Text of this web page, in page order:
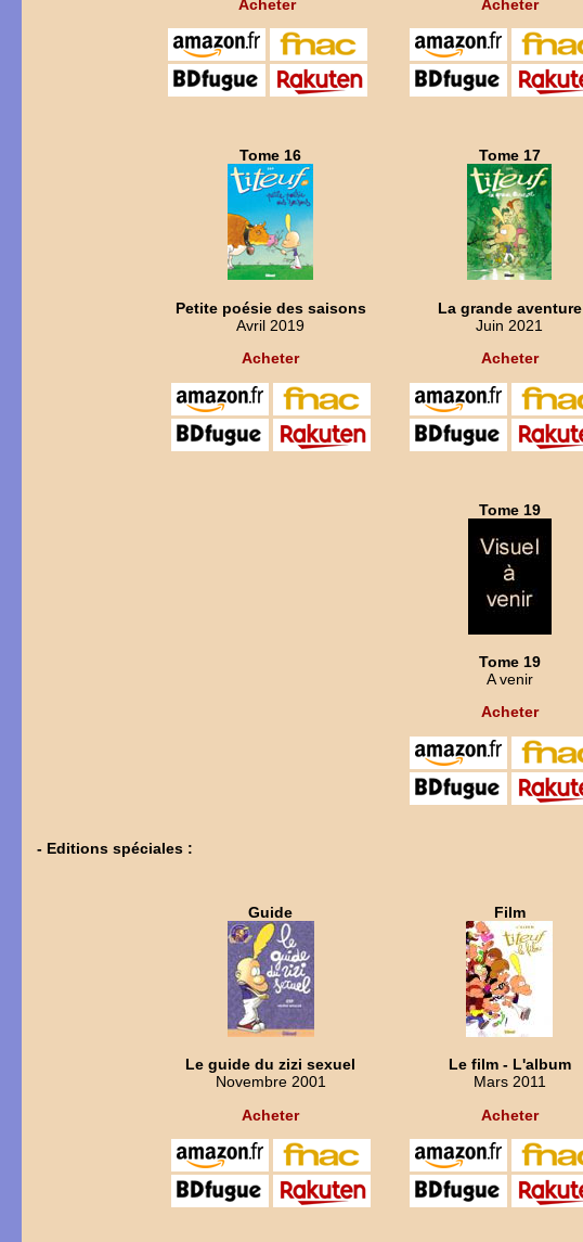
Acheter
Acheter
Tome 16
Petite poésie des saisons
Avril 2019
Acheter
Tome 17
La grande aventure
Juin 2021
Acheter
Tome 19
Tome 19
A venir
Acheter
- Editions spéciales :
Guide
Le guide du zizi sexuel
Novembre 2001
Acheter
Film
Le film - L'album
Mars 2011
Acheter